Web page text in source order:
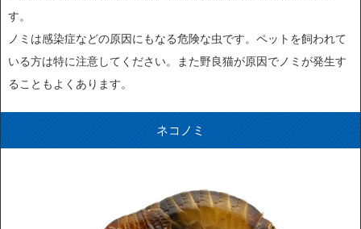
す。
ノミは感染症などの原因にもなる危険な虫です。ペットを飼われて
いる方は特に注意してください。また野良猫が原因でノミが発生す
ることもよくあります。
ネコノミ